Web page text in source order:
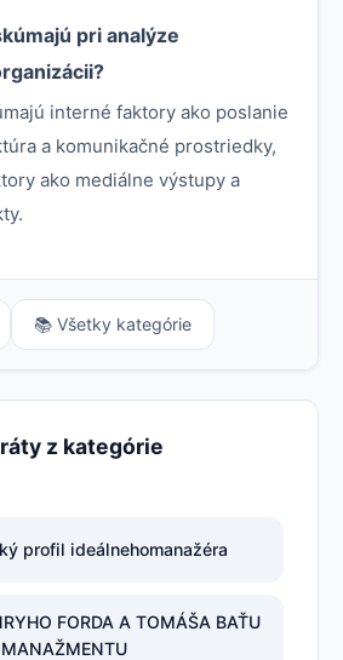
pri analýze
interné faktory ako poslanie
a komunikačné prostriedky,
ako mediálne výstupy a
📚 Všetky kategórie
z kategórie
profil ideálnehomanažéra
FORDA A TOMÁŠA BAŤU